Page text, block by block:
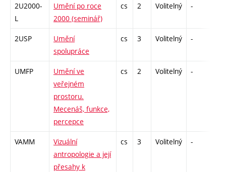
2U2000-
L
Umění po roce
2000 (seminář)
cs 2 Volitelný -
2USP
Umění
spolupráce
cs 3 Volitelný -
UMFP
Umění ve
veřejném
prostoru.
Mecenáš, funkce,
percepce
cs 2 Volitelný -
VAMM
Vizuální
antropologie a její
přesahy k
cs 3 Volitelný -